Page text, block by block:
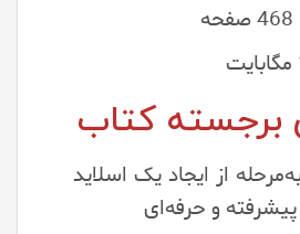
برجسته کتاب
از ایجاد یک اسلاید
پیشرفته و حرفه‌ای